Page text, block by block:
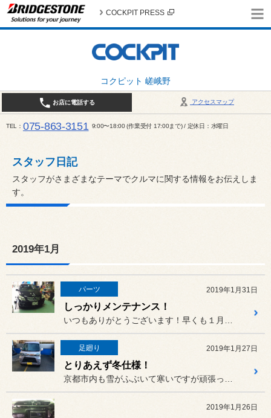
コクピット 嵯峨野
COCKPIT PRESS
アクセスマップ
お店に電話する
TEL 075-863-3151 9:00〜18:00 (作業受付 17:00まで) / 定休日：水曜日
スタッフ日記
スタッフがさまざまなテーマでクルマに関する情報をお伝えしま
す。
2019年1月
パーツ 2019年1月31日
しっかりメンテナンス！
足廻り 2019年1月27日
とりあえず冬仕様！
2019年1月26日